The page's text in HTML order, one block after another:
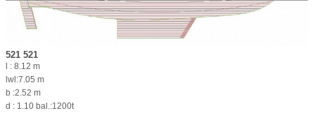
521 521
l : 8.12 m
lwl:7.05 m
b :2.52 m
d : 1.10 bal.:1200t